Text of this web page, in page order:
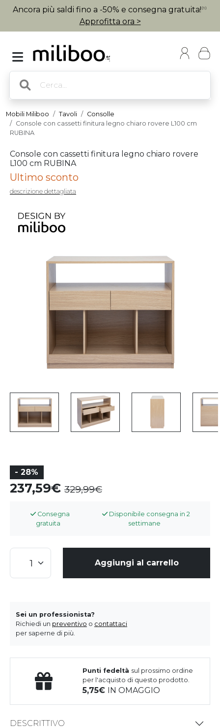
Ancora più saldi fino a -50% e consegna gratuita! (1)
Approfitta ora >
Mobili Miliboo Tavoli
Consolle
Console con cassetti finitura legno chiaro rovere L100 cm
RUBINA
Console con cassetti finitura legno chiaro rovere
L100 cm RUBINA
Ultimo sconto
descrizione dettagliata
- 28%
237,59 329,99
Consegna
gratuita
Disponibile consegna in 2
settimane
Aggiungi al carrello
Sei un professionista?
Richiedi un preventivo o contattaci
per saperne di più.
Punti fedeltà sul prossimo ordine
per l'acquisto di questo prodotto.
5,75 IN OMAGGIO
DESCRITTIVO